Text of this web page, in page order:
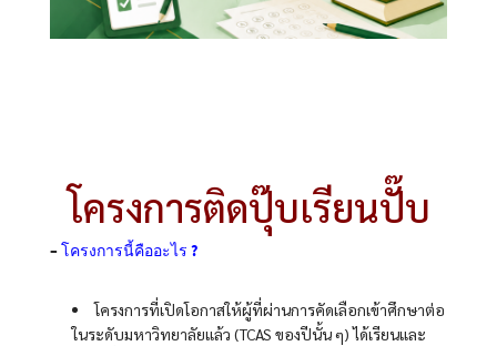
โครงการติดปุ๊บเรียนปั๊บ
–โครงการนี้คืออะไร ?
โครงการที่เปิดโอกาสให้ผู้ที่ผ่านการคัดเลือกเข้าศึกษาต่อ
ในระดับมหาวิทยาลัยแล้ว (TCAS ของปีนั้น ๆ) ได้เรียนและ